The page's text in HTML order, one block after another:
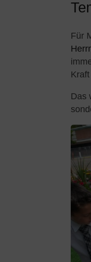
Für
Das